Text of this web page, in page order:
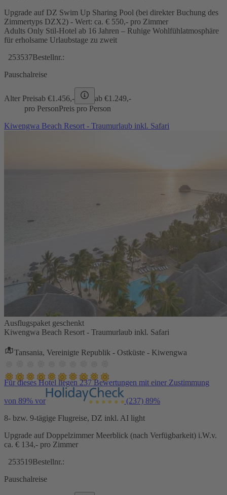
Upgrade auf DZ Swim Up Sharing Pool (bei direkter Buchung des
Zimmertyps DZX2) - Wert: ca. € 550,- pro Zimmer
Adults Only Stil-Hotel ab 16 Jahren – Ruhige Wohlfühlatmosphäre
für erholsame Urlaubstage zu zweit
253537Bestellnr.:
Pauschalreise
Alter Preisab €1.456,- ab €1.249,-
pro PersonPreis pro Person
Kiwengwa Beach Resort - Traumurlaub inkl. Safari
Ausflugspaket geschenkt
Kiwengwa Beach Resort - Traumurlaub inkl. Safari
Tansania, Vereinigte Republik - Ostküste - Kiwengwa
Für dieses Hotel liegen 237 Bewertungen mit einer Zustimmung
von 89% vor (237) 89%
8- bzw. 9-tägige Flugreise, DZ inkl. AI light
Upgrade auf Doppelzimmer Meerblick (nach Verfügbarkeit) i.W.v.
ca. € 134,- pro Zimmer
253519Bestellnr.:
Pauschalreise